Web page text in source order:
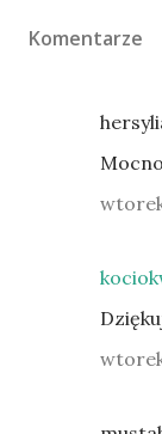
Komentarze